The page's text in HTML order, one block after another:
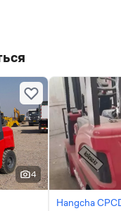
4
Hangcha